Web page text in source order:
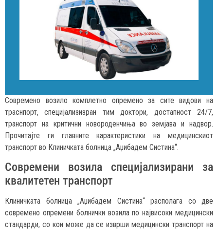
Современо возило комплетно опремено за сите видови на
траснпорт, специјализизран тим доктори, достапност 24/7,
транспорт на критични новороденчиња во земјава и надвор.
Прочитајте ги главните карактеристики на медицинскиот
транспорт во Клиничката болница „Аџибадем Систина“.
Современи возила специјализирани за
квалитетен транспорт
Клиничката болница „Аџибадем Систина“ располага со две
современо опремени болнички возила по највисоки медицински
стандарди, со кои може да се изврши медицински транспорт на